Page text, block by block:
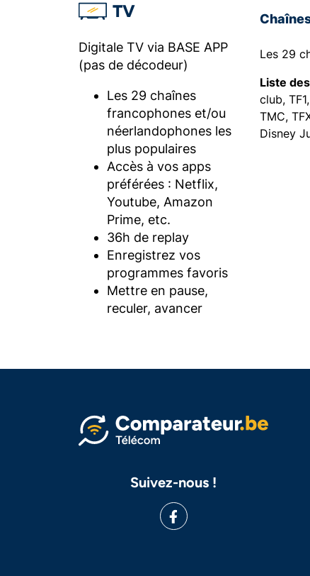
TV
Digitale TV via BASE APP
(pas de décodeur)
Les 29 chaînes
francophones et/ou
néerlandophones les
plus populaires
Accès à vos apps
préférées : Netflix,
Youtube, Amazon
Prime, etc.
36h de replay
Enregistrez vos
programmes favoris
Mettre en pause,
reculer, avancer
Les 29
Liste
club,
TMC,
Disney
Suivez-nous !